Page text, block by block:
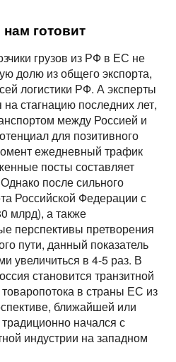
готовит
грузов из РФ в ЕС не
долю из общего экспорта,
логистики РФ. А эксперты
стагнацию последних лет,
между Россией и
для позитивного
ежедневный трафик
посты составляет
после сильного
Российской Федерации с
млрд), а также
перспективы претворения
пути, данный показатель
увеличиться в 4-5 раз. В
становится транзитной
в страны ЕС из
ближайшей или
начался с
индустрии на западном